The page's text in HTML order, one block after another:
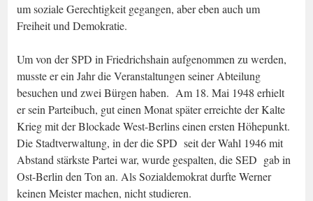
um soziale Gerechtigkeit gegangen, aber eben auch um
Freiheit und Demokratie.
Um von der SPD in Friedrichshain aufgenommen zu werden,
musste er ein Jahr die Veranstaltungen seiner Abteilung
besuchen und zwei Bürgen haben. Am 18. Mai 1948 erhielt
er sein Parteibuch, gut einen Monat später erreichte der Kalte
Krieg mit der Blockade West-Berlins einen ersten Höhepunkt.
Die Stadtverwaltung, in der die SPD seit der Wahl 1946 mit
Abstand stärkste Partei war, wurde gespalten, die SED gab in
Ost-Berlin den Ton an. Als Sozialdemokrat durfte Werner
keinen Meister machen, nicht studieren.